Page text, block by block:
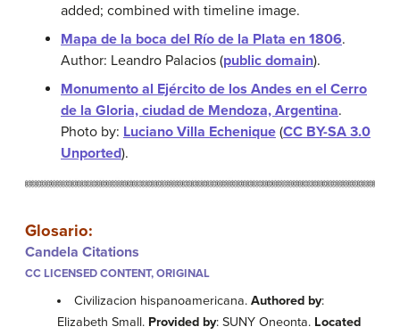
added; combined with timeline image.
Mapa de la boca del Río de la Plata en 1806.
Author: Leandro Palacios (public domain).
Monumento al Ejército de los Andes en el Cerro
de la Gloria, ciudad de Mendoza, Argentina.
Photo by: Luciano Villa Echenique (CC BY-SA 3.0
Unported).
Glosario:
Candela Citations
CC LICENSED CONTENT, ORIGINAL
Civilizacion hispanoamericana.Authored by:
Elizabeth Small. Provided by: SUNY Oneonta. Located